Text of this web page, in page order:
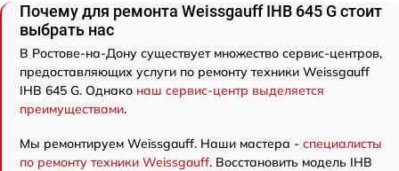
Почему для ремонта Weissgauff IHB 645 G стоит
выбрать нас
В Ростове-на-Дону существует множество сервис-центров,
предоставляющих услуги по ремонту техники Weissgauff
IHB 645 G. Однако наш сервис-центр выделяется
преимуществами.
Мы ремонтируем Weissgauff. Наши мастера - специалисты
по ремонту техники Weissgauff. Восстановить модель IHB